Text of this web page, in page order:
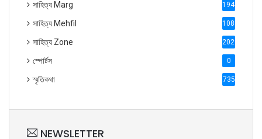
সাহিত্য Marg 1947
সাহিত্য Mehfil 1088
সাহিত্য Zone 2028
স্পোর্টস 0
স্মৃতিকথা 735
NEWSLETTER